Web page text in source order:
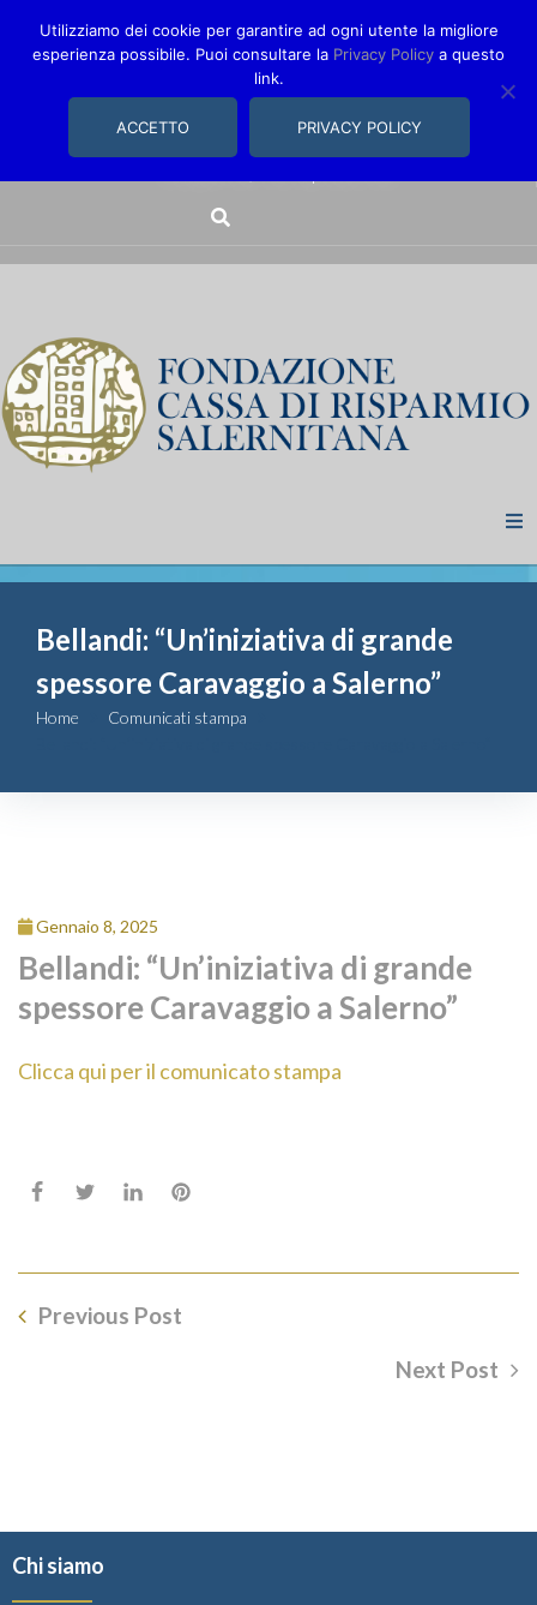
comunica@fondazionecarisal.it089 230611
Fondazione
Attività
Contributi
Comunicazione
Contatti
Bellandi: “Un’iniziativa di grande
spessore Caravaggio a Salerno”
Home
Comunicati stampa
Gennaio 8, 2025
Bellandi: “Un’iniziativa di grande
spessore Caravaggio a Salerno”
Clicca qui per il comunicato stampa
Previous Post
Next Post
Chi siamo
Utilizziamo dei cookie per garantire ad ogni utente la migliore
esperienza possibile. Puoi consultare la Privacy Policy a questo
link.
ACCETTO PRIVACY POLICY